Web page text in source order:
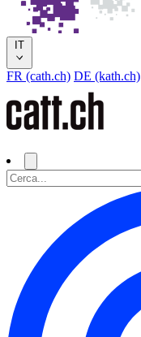
IT
FR (cath.ch) DE (kath.ch)